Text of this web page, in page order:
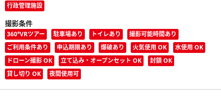
行政管理施設
撮影条件
360°VRツアー 駐車場あり トイレあり
撮影可能時間あり
ご利用条件あり
申込期限あり 爆破あり 火気使用 OK
水使用 OK
ドローン撮影 OK
立て込み・オープンセット OK
封鎖 OK
貸し切り OK
夜間使用可